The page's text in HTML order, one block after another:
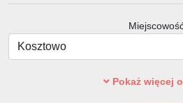
Pokaż więcej